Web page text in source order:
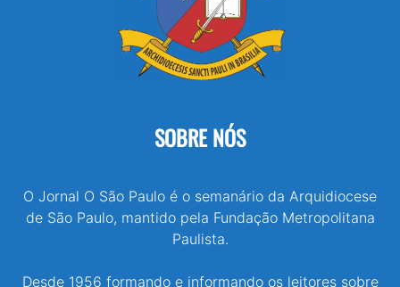
SOBRE NÓS
O Jornal O São Paulo é o semanário da Arquidiocese
de São Paulo, mantido pela Fundação Metropolitana
Paulista.
Desde 1956 formando e informando os leitores sobre